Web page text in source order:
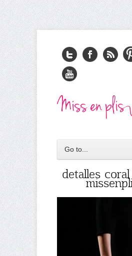
detalles